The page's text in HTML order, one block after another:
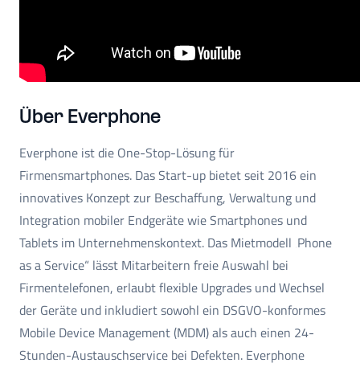
Über Everphone
Everphone ist die One-Stop-Lösung für
Firmensmartphones. Das Start-up bietet seit 2016 ein
innovatives Konzept zur Beschaffung, Verwaltung und
Integration mobiler Endgeräte wie Smartphones und
Tablets im Unternehmenskontext. Das Mietmodell ‚Phone
as a Service“ lässt Mitarbeitern freie Auswahl bei
Firmentelefonen, erlaubt flexible Upgrades und Wechsel
der Geräte und inkludiert sowohl ein DSGVO-konformes
Mobile Device Management (MDM) als auch einen 24-
Stunden-Austauschservice bei Defekten. Everphone